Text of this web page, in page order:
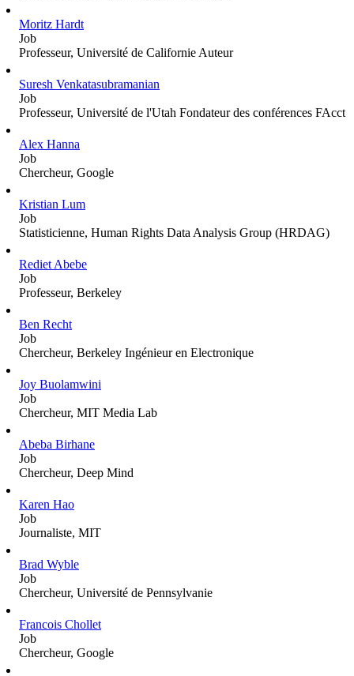
Moritz Hardt
Job
Professeur, Université de Californie Auteur
Suresh Venkatasubramanian
Job
Professeur, Université de l'Utah Fondateur des conférences FAcct
Alex Hanna
Job
Chercheur, Google
Kristian Lum
Job
Statisticienne, Human Rights Data Analysis Group (HRDAG)
Rediet Abebe
Job
Professeur, Berkeley
Ben Recht
Job
Chercheur, Berkeley Ingénieur en Electronique
Joy Buolamwini
Job
Chercheur, MIT Media Lab
Abeba Birhane
Job
Chercheur, Deep Mind
Karen Hao
Job
Journaliste, MIT
Brad Wyble
Job
Chercheur, Université de Pennsylvanie
Francois Chollet
Job
Chercheur, Google